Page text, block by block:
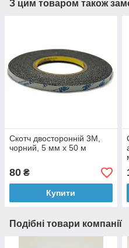
З цим товаром також
Скотч двосторонній 3M,
чорний, 5 мм x 50 м
80 ₴
Купити
Подібні товари компанії